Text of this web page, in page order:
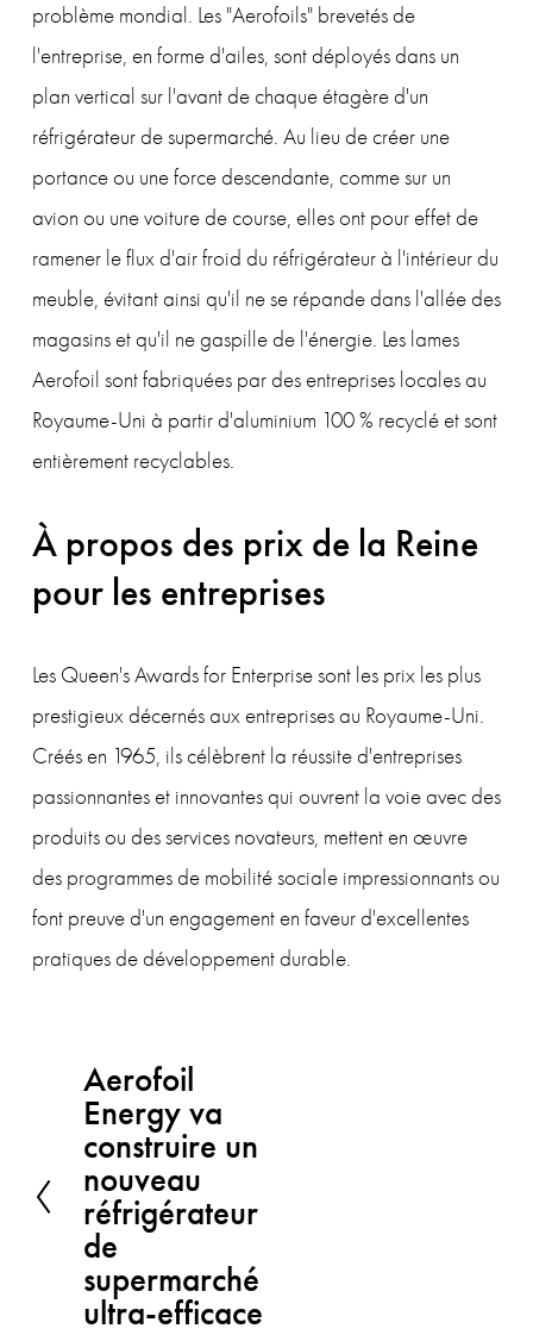
problème mondial. Les "Aerofoils" brevetés de
l'entreprise, en forme d'ailes, sont déployés dans un
plan vertical sur l'avant de chaque étagère d'un
réfrigérateur de supermarché. Au lieu de créer une
portance ou une force descendante, comme sur un
avion ou une voiture de course, elles ont pour effet de
ramener le flux d'air froid du réfrigérateur à l'intérieur du
meuble, évitant ainsi qu'il ne se répande dans l'allée des
magasins et qu'il ne gaspille de l'énergie. Les lames
Aerofoil sont fabriquées par des entreprises locales au
Royaume-Uni à partir d'aluminium 100 % recyclé et sont
entièrement recyclables.
À propos des prix de la Reine
pour les entreprises
Les Queen's Awards for Enterprise sont les prix les plus
prestigieux décernés aux entreprises au Royaume-Uni.
Créés en 1965, ils célèbrent la réussite d'entreprises
passionnantes et innovantes qui ouvrent la voie avec des
produits ou des services novateurs, mettent en œuvre
des programmes de mobilité sociale impressionnants ou
font preuve d'un engagement en faveur d'excellentes
pratiques de développement durable.
P
r
é
c
é
d
e
Aerofoil
Energy va
construire un
nouveau
réfrigérateur
de
supermarché
ultra-efficace